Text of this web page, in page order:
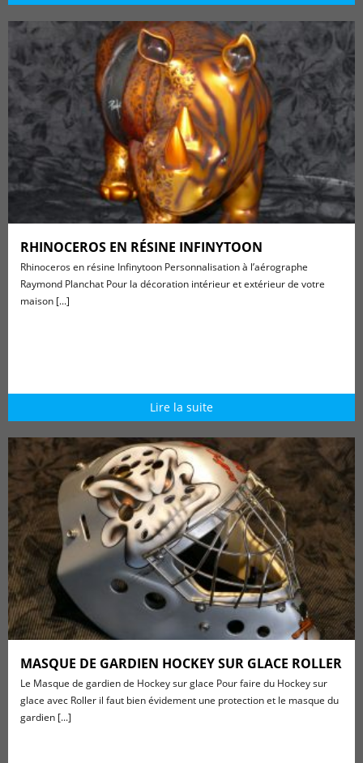
RHINOCEROS EN RÉSINE INFINYTOON
Rhinoceros en résine Infinytoon Personnalisation à l’aérographe
Raymond Planchat Pour la décoration intérieur et extérieur de votre
maison [...]
Lire la suite
MASQUE DE GARDIEN HOCKEY SUR GLACE ROLLER
Le Masque de gardien de Hockey sur glace Pour faire du Hockey sur
glace avec Roller il faut bien évidement une protection et le masque du
gardien [...]